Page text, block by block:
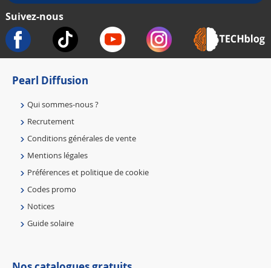
Suivez-nous
Pearl Diffusion
Qui sommes-nous ?
Recrutement
Conditions générales de vente
Mentions légales
Préférences et politique de cookie
Codes promo
Notices
Guide solaire